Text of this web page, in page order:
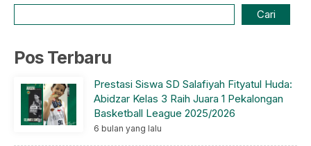
Cari
Pos Terbaru
Prestasi Siswa SD Salafiyah Fityatul Huda:
Abidzar Kelas 3 Raih Juara 1 Pekalongan
Basketball League 2025/2026
6 bulan yang lalu